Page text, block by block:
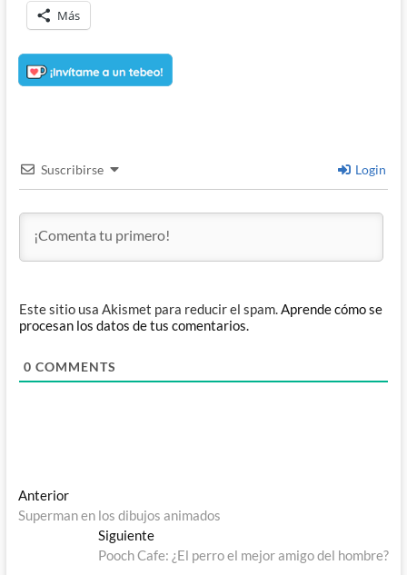
Más
Suscribirse Login
Este sitio usa Akismet para reducir el spam.Aprende cómo se
procesan los datos de tus comentarios.
0 COMMENTS
Navegación
de
entradas
AnteriorEntrada
anterior:
Superman en los dibujos animados
SiguienteEntrada
siguiente:
Pooch Cafe: ¿El perro el mejor amigo del hombre?